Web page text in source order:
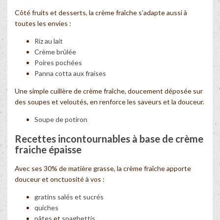
Côté fruits et desserts, la crème fraîche s’adapte aussi à
toutes les envies :
Riz au lait
Crème brûlée
Poires pochées
Panna cotta aux fraises
Une simple cuillère de crème fraîche, doucement déposée sur
des soupes et veloutés, en renforce les saveurs et la douceur.
Soupe de potiron
Recettes incontournables à base de crème
fraiche épaisse
Avec ses 30% de matière grasse, la crème fraîche apporte
douceur et onctuosité à vos :
gratins salés et sucrés
quiches
pâtes et spaghettis